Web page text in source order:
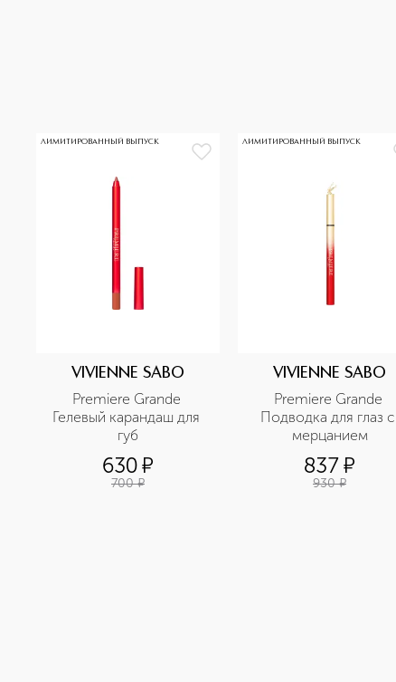
ЛИМИТИРОВАННЫЙ ВЫПУСК
VIVIENNE SABO
Premiere Grande
Гелевый карандаш для
губ
630¤
700 ¤
ЛИМИТИРОВАННЫЙ ВЫПУСК
VIVIENNE SABO
Premiere Grande
Подводка для глаз с
мерцанием
837¤
930 ¤